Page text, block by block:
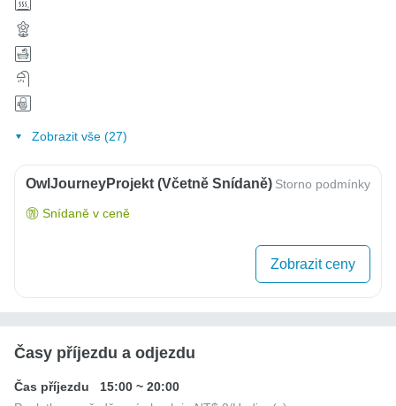
Zobrazit vše (27)
OwlJourneyProjekt (včetně Snídaně) Storno podmínky
Snídaně v ceně
Zobrazit ceny
Časy příjezdu a odjezdu
Čas příjezdu 15:00 ~ 20:00